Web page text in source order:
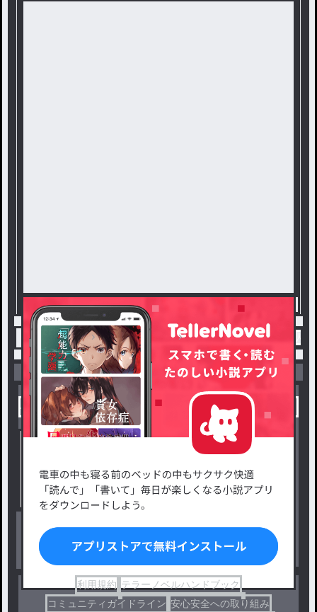
トップ ファンタジー 俺達モブキャラ！！主人
小説を探す
新着小説一覧
小説コンテスト応募・公募
出版・メディアミックス作品
ジャンルから探す
恋愛・ロマンス
ファンタジー・異世界・SF
ホラー・ミステリー
コメディ
利用規約 テラーノベルハンドブック
コミュニティガイドライン 安心安全への取り組み